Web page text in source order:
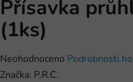
Přísavka
(1ks)
Průměrné
hodnocení
Neohodnoceno Podrobnosti
Značka: P.R.C.